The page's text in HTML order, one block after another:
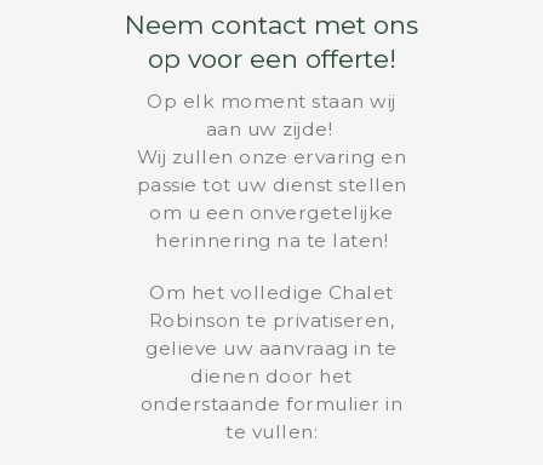
Neem contact met ons
op voor een offerte!
Op elk moment staan wij
aan uw zijde!
Wij zullen onze ervaring en
passie tot uw dienst stellen
om u een onvergetelijke
herinnering na te laten!
Om het volledige Chalet
Robinson te privatiseren,
gelieve uw aanvraag in te
dienen door het
onderstaande formulier in
te vullen: